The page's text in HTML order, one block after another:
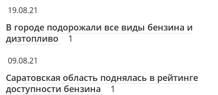
19.08.21
В городе подорожали все виды бензина и
дизтопливо
1
09.08.21
Саратовская область поднялась в рейтинге
доступности бензина
1